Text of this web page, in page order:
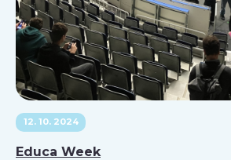
12. 10. 2024
Educa Week